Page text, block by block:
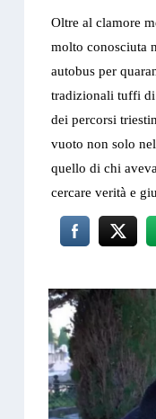
Oltre al clamore
molto conosciuta
autobus per
tradizionali tuffi di
dei percorsi
vuoto non solo
quello di chi
cercare verità e